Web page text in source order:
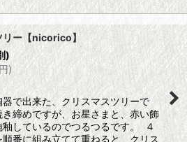
リー【nicorico】
)
)
で出来た、クリスマスツリーで
締めですが、お星さまと、赤い飾
釉しているのでつるつるです。 ４
番に組み立てて重ねると、クリス